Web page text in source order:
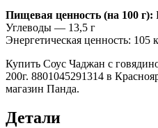
Пищевая ценность (на 100 г):
Углеводы — 13,5 г
Энергетическая ценность: 105
Купить Соус Чаджан с
200г. 8801045291314 в
магазин Панда.
Детали